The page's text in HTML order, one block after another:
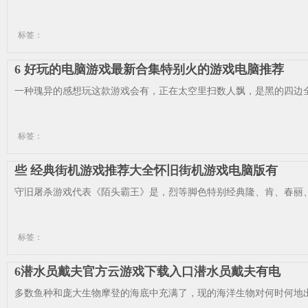
标签：
6 好玩的电脑游戏最新合集特别火的游戏电脑推荐
一种瑰异的感想玩这款游戏会有，正在太空里扫数人飘，是黑的四
标签：
些 经典街机游戏推荐大全怀旧街机游戏电脑版有
守旧屠杀游戏代表《陌头霸王》是，烈等脚色特别经典隆、肯、春
标签：
6潜水员戴夫官方云游戏下载入口潜水员戴夫有电
多数鱼种和庞大生物摩登的海底中充满了，现的海洋生物对何时何